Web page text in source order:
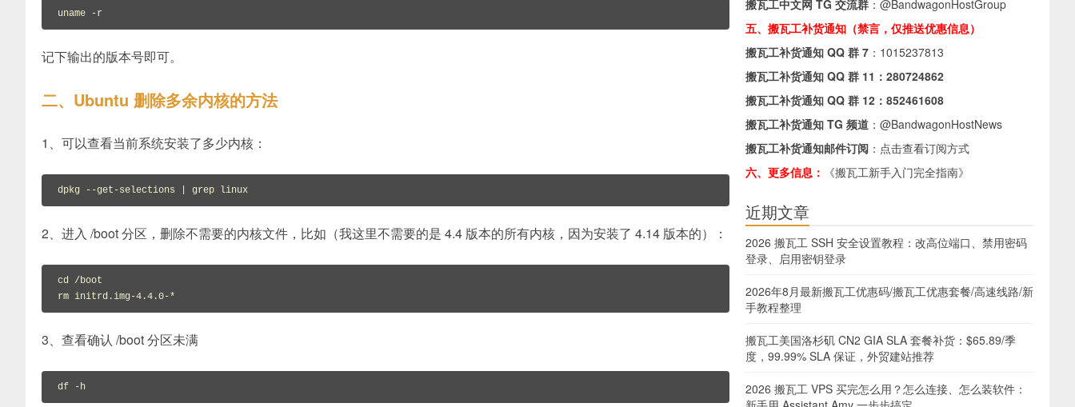
uname -r
记下输出的版本号即可。
二、Ubuntu 删除多余内核的方法
1、可以查看当前系统安装了多少内核：
dpkg --get-selections | grep linux
2、进入 /boot 分区，删除不需要的内核文件，比如（我这里不需要的是 4.4 版本的所有内核，因为安装了 4.14 版本的）：
cd /boot
rm initrd.img-4.4.0-*
3、查看确认 /boot 分区未满
df -h
搬瓦工中文网 TG 交流群 ： @BandwagonHostGroup
五、搬瓦工补货通知（禁言，仅推送优惠信息）
搬瓦工补货通知 QQ 群 7 ： 1015237813
搬瓦工补货通知 QQ 群 11： 280724862
搬瓦工补货通知 QQ 群 12： 852461608
搬瓦工补货通知 TG 频道 ： @BandwagonHostNews
搬瓦工补货通知邮件订阅 ： 点击查看订阅方式
六、更多信息：
《搬瓦工新手入门完全指南》
近期文章
2026 搬瓦工 SSH 安全设置教程：改高位端口、禁用密码
登录、启用密钥登录
2026年8月最新搬瓦工优惠码/搬瓦工优惠套餐/高速线路/新
手教程整理
搬瓦工美国洛杉矶 CN2 GIA SLA 套餐补货：$65.89/季
度，99.99% SLA 保证，外贸建站推荐
2026 搬瓦工 VPS 买完怎么用？怎么连接、怎么装软件：